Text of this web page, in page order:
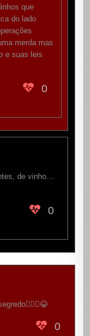
que
do lado
merda mas
e suas leis
0
de vinho…
0
0